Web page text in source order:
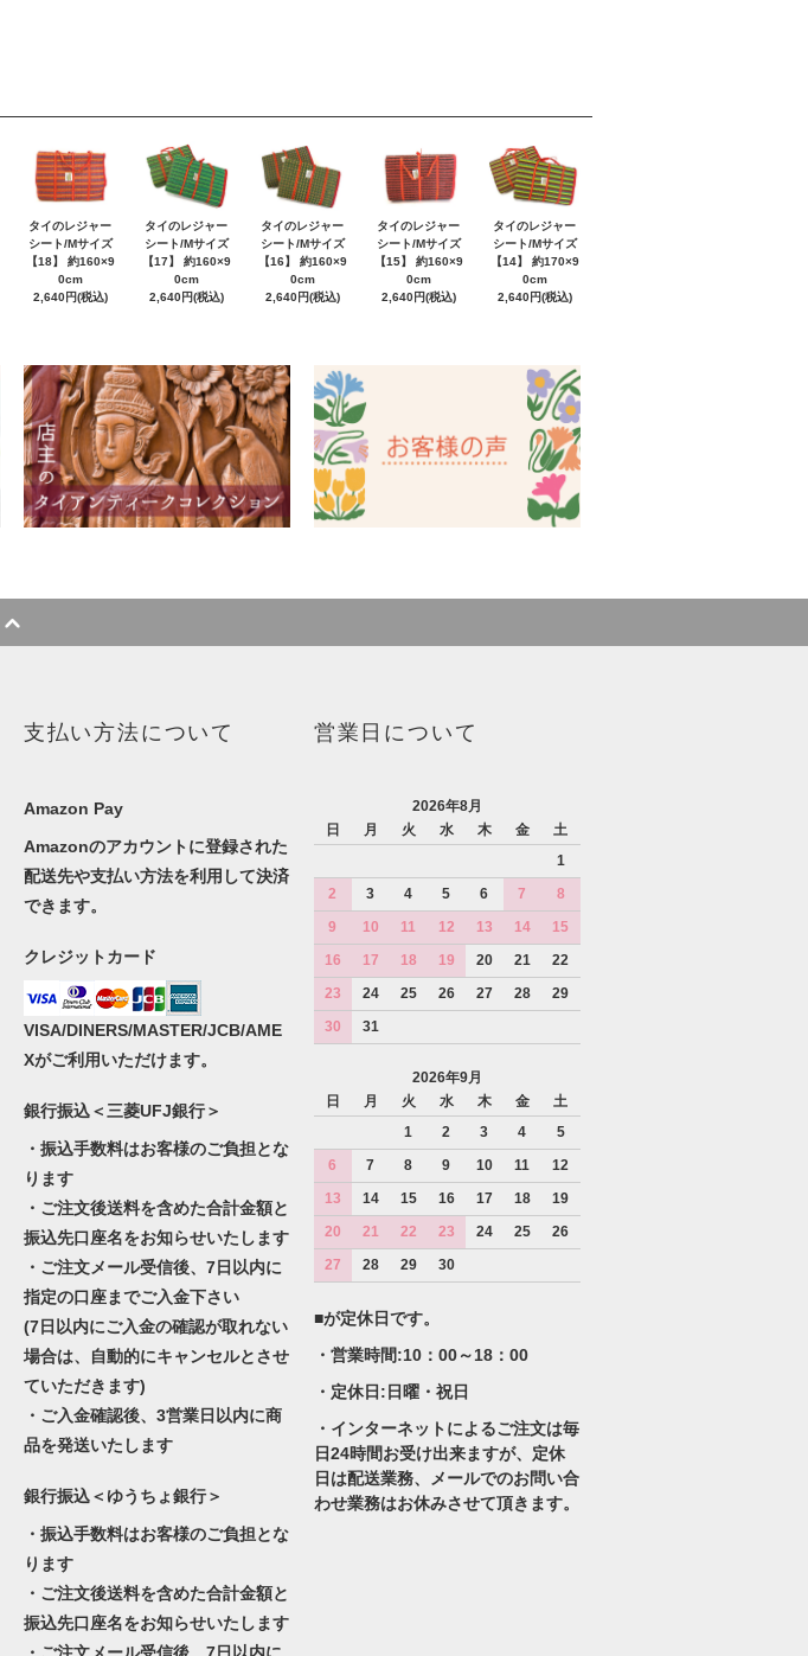
タイのレジャー
シート/Mサイズ
【18】 約160×9
0cm
2,640円(税込)
タイのレジャー
シート/Mサイズ
【17】 約160×9
0cm
2,640円(税込)
タイのレジャー
シート/Mサイズ
【16】 約160×9
0cm
2,640円(税込)
タイのレジャー
シート/Mサイズ
【15】 約160×9
0cm
2,640円(税込)
タイのレジャー
シート/Mサイズ
【14】 約170×9
0cm
2,640円(税込)
支払い方法について
Amazon Pay
Amazonのアカウントに登録された
配送先や支払い方法を利用して決済
できます。
クレジットカード
VISA/DINERS/MASTER/JCB/AME
Xがご利用いただけます。
銀行振込＜三菱UFJ銀行＞
・振込手数料はお客様のご負担とな
ります
・ご注文後送料を含めた合計金額と
振込先口座名をお知らせいたします
・ご注文メール受信後、7日以内に
指定の口座までご入金下さい
(7日以内にご入金の確認が取れない
場合は、自動的にキャンセルとさせ
ていただきます)
・ご入金確認後、3営業日以内に商
品を発送いたします
銀行振込＜ゆうちょ銀行＞
・振込手数料はお客様のご負担とな
ります
・ご注文後送料を含めた合計金額と
振込先口座名をお知らせいたします
・ご注文メール受信後、7日以内に
営業日について
2026年8月
日
月 火 水 木 金
土
1
2
3 4 5 6 7
8
9
10 11 12 13 14
15
16
17 18 19 20 21
22
23
24 25 26 27 28
29
30
31
2026年9月
日
月 火 水 木 金
土
1
2 3 4
5
6
7 8 9 10 11
12
13
14 15 16 17 18
19
20
21 22 23 24 25
26
27
28 29 30
■が定休日です。
・営業時間:10：00～18：00
・定休日:日曜・祝日
・インターネットによるご注文は毎
日24時間お受け出来ますが、定休
日は配送業務、メールでのお問い合
わせ業務はお休みさせて頂きます。